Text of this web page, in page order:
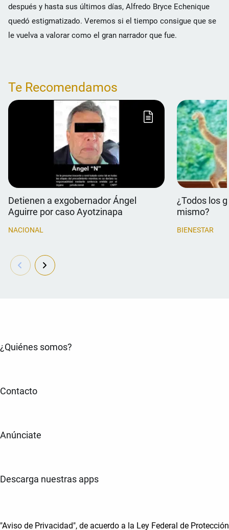
después y hasta sus últimos días, Alfredo Bryce Echenique
quedó estigmatizado. Veremos si el tiempo consigue que se
le vuelva a valorar como el gran narrador que fue.
Te Recomendamos
Detienen a exgobernador Ángel
Aguirre por caso Ayotzinapa
NACIONAL
¿Todos los
mismo?
BIENESTAR
¿Quiénes somos?
Contacto
Anúnciate
Descarga nuestras apps
"Aviso de Privacidad", de acuerdo a la Ley Federal de Protección